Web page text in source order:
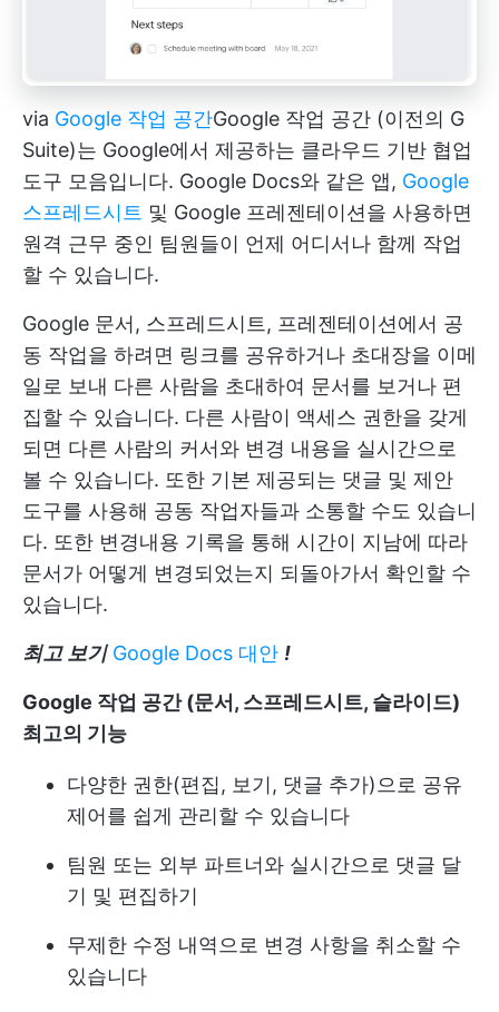
via Google 작업 공간Google 작업 공간 (이전의 G
Suite)는 Google에서 제공하는 클라우드 기반 협업
도구 모음입니다. Google Docs와 같은 앱, Google
스프레드시트 및 Google 프레젠테이션을 사용하면
원격 근무 중인 팀원들이 언제 어디서나 함께 작업
할 수 있습니다.
Google 문서, 스프레드시트, 프레젠테이션에서 공
동 작업을 하려면 링크를 공유하거나 초대장을 이메
일로 보내 다른 사람을 초대하여 문서를 보거나 편
집할 수 있습니다. 다른 사람이 액세스 권한을 갖게
되면 다른 사람의 커서와 변경 내용을 실시간으로
볼 수 있습니다. 또한 기본 제공되는 댓글 및 제안
도구를 사용해 공동 작업자들과 소통할 수도 있습니
다. 또한 변경내용 기록을 통해 시간이 지남에 따라
문서가 어떻게 변경되었는지 되돌아가서 확인할 수
있습니다.
최고 보기 Google Docs 대안 !
Google 작업 공간 (문서, 스프레드시트, 슬라이드)
최고의 기능
다양한 권한(편집, 보기, 댓글 추가)으로 공유
제어를 쉽게 관리할 수 있습니다
팀원 또는 외부 파트너와 실시간으로 댓글 달
기 및 편집하기
무제한 수정 내역으로 변경 사항을 취소할 수
있습니다